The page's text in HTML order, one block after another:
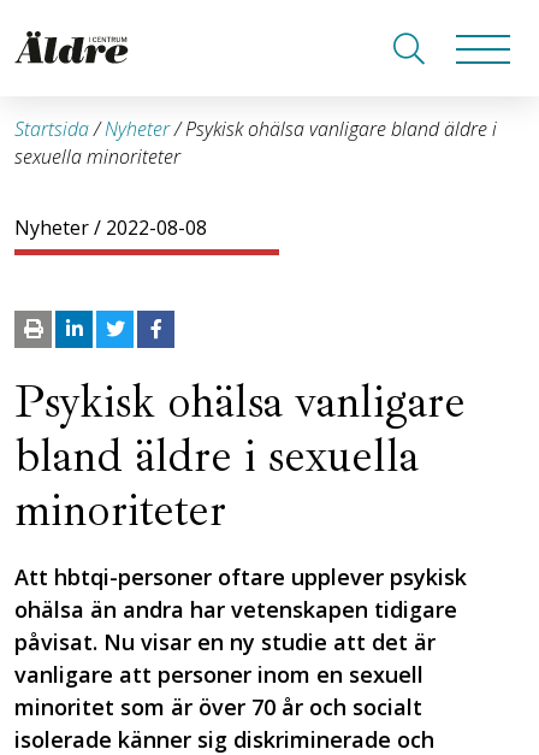
Startsida/Nyheter/Psykisk ohälsa vanligare bland äldre i
sexuella minoriteter
Nyheter/ 2022-08-08
Psykisk ohälsa vanligare
bland äldre i sexuella
minoriteter
Att hbtqi-personer oftare upplever psykisk
ohälsa än andra har vetenskapen tidigare
påvisat. Nu visar en ny studie att det är
vanligare att personer inom en sexuell
minoritet som är över 70 år och socialt
isolerade känner sig diskriminerade och